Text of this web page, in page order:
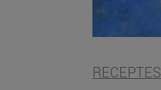
RECEPTES